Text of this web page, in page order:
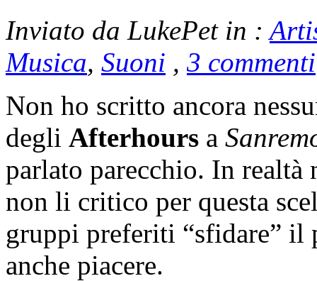
Inviato da LukePet in :
Musica, Suoni , 3 commenti
Non ho scritto ancora
degli Afterhours a
parlato parecchio. In
non li critico per questa
gruppi preferiti “sfidare” il
anche piacere.